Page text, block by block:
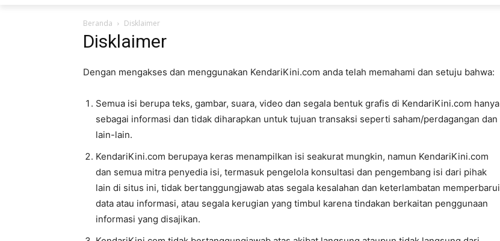
Beranda Disklaimer
Disklaimer
Dengan mengakses dan menggunakan KendariKini.com anda telah memahami dan setuju bahwa:
Semua isi berupa teks, gambar, suara, video dan segala bentuk grafis di KendariKini.com hanya
sebagai informasi dan tidak diharapkan untuk tujuan transaksi seperti saham/perdagangan dan
lain-lain.
KendariKini.com berupaya keras menampilkan isi seakurat mungkin, namun KendariKini.com
dan semua mitra penyedia isi, termasuk pengelola konsultasi dan pengembang isi dari pihak
lain di situs ini, tidak bertanggungjawab atas segala kesalahan dan keterlambatan memperbarui
data atau informasi, atau segala kerugian yang timbul karena tindakan berkaitan penggunaan
informasi yang disajikan.